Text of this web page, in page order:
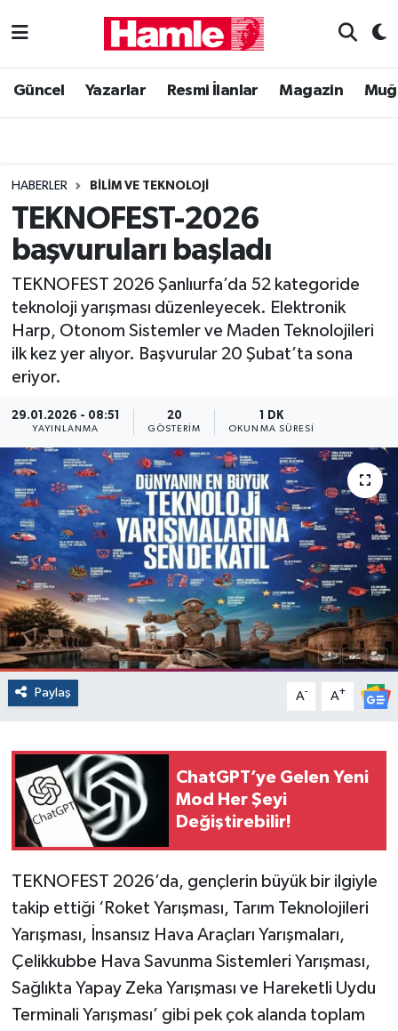
Güncel Yazarlar Resmi İlanlar Magazin
HABERLER BILIM VE TEKNOLOJI
TEKNOFEST-2026
başvuruları başladı
TEKNOFEST 2026 Şanlıurfa’da 52 kategoride
teknoloji yarışması düzenleyecek. Elektronik
Harp, Otonom Sistemler ve Maden Teknolojileri
ilk kez yer alıyor. Başvurular 20 Şubat’ta sona
eriyor.
29.01.2026 - 08:51
YAYINLANMA
20
GÖSTERIM
1 DK
OKUNMA SÜRESI
Paylaş A- A+
ChatGPT’ye Gelen Yeni
Mod Her Şeyi
Değiştirebilir!
TEKNOFEST 2026’da, gençlerin büyük bir ilgiyle
takip ettiği ‘Roket Yarışması, Tarım Teknolojileri
Yarışması, İnsansız Hava Araçları Yarışmaları,
Çelikkubbe Hava Savunma Sistemleri Yarışması,
Sağlıkta Yapay Zeka Yarışması ve Hareketli Uydu
Terminali Yarışması’ gibi pek çok alanda toplam
Güncel
Magazin
Muğla Haber
Siyaset
Muğla Nöbetçi Eczaneler
Muğla Trafik Yoğunluk Haritası
Süper Lig Puan Durumu ve Fikstür
Tüm Manşetler
Son Dakika Haberleri
Haber Arşivi